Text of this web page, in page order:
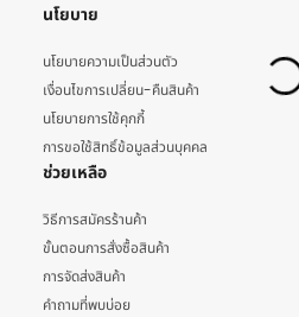
นโยบาย
นโยบายความเป็นส่วนตัว
เงื่อนไขการเปลี่ยน-คืนสินค้า
นโยบายการใช้คุกกี้
การขอใช้สิทธิ์ข้อมูลส่วนบุคคล
ช่วยเหลือ
วิธีการสมัครร้านค้า
ขั้นตอนการสั่งซื้อสินค้า
การจัดส่งสินค้า
คำถามที่พบบ่อย